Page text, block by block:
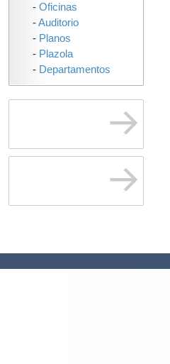
- Oficinas
-Auditorio
- Planos
- Plazola
- Departamentos